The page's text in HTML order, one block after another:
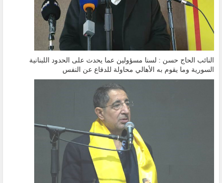
النائب الحاج حسن : لسنا مسؤولين عما يحدث على الحدود اللبنانية
السورية وما يقوم به الأهالي محاولة للدفاع عن النفس